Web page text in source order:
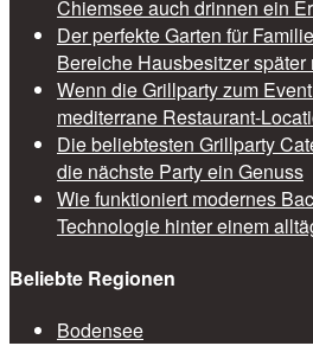
Chiemsee auch drinnen ein
Der perfekte Garten für
Bereiche Hausbesitzer später
Wenn die Grillparty zum
mediterrane Restaurant-
Die beliebtesten Grillparty
die nächste Party ein Genuss
Wie funktioniert modernes
Technologie hinter einem
Beliebte Regionen
Bodensee